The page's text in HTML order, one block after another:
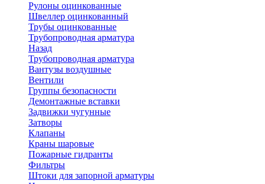
Рулоны оцинкованные
Швеллер оцинкованный
Трубы оцинкованные
Трубопроводная арматура
Назад
Трубопроводная арматура
Вантузы воздушные
Вентили
Группы безопасности
Демонтажные вставки
Задвижки чугунные
Затворы
Клапаны
Краны шаровые
Пожарные гидранты
Фильтры
Штоки для запорной арматуры